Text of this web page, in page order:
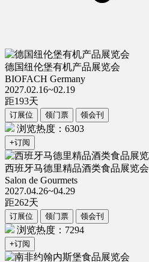
德国纽伦堡有机产品展览会
BIOFACH Germany
2027.02.16~02.19
距193天
订展位 领门票 领会刊
浏览热度：6303
+订阅
西班牙马德里精品酒类食品展览会
Salon de Gourmets
2027.04.26~04.29
距262天
订展位 领门票 领会刊
浏览热度：7294
+订阅